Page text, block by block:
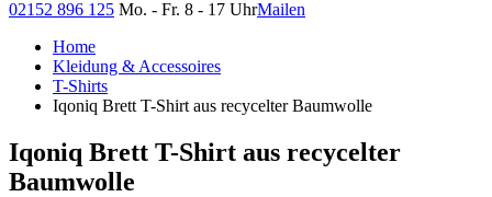
02152 896 125 Mo. - Fr. 8 - 17 UhrMailen
Home
Kleidung & Accessoires
T-Shirts
Iqoniq Brett T-Shirt aus recycelter Baumwolle
Iqoniq Brett T-Shirt aus recycelter
Baumwolle